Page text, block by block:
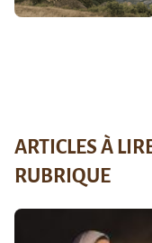
ARTICLES À
RUBRIQUE